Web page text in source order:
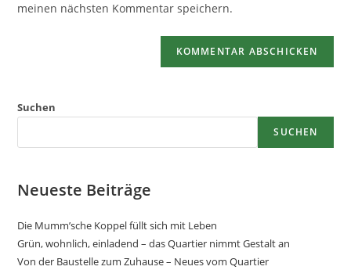
meinen nächsten Kommentar speichern.
Suchen
SUCHEN
Neueste Beiträge
Die Mumm’sche Koppel füllt sich mit Leben
Grün, wohnlich, einladend – das Quartier nimmt Gestalt an
Von der Baustelle zum Zuhause – Neues vom Quartier